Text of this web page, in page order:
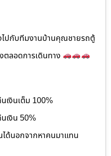
ไปกับทีมงานบ้านคุณชายรถตู้
ลอดการเดินทาง
เงินเต็ม 100%
เงิน 50%
ได้นอกจากหาคนมาแทน